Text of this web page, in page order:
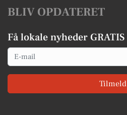
BLIV OPDATERET
Få lokale nyheder GRATIS
Email
Tilmeld